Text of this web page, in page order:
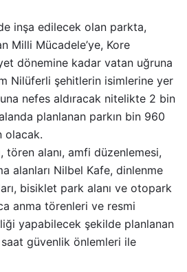
inşa edilecek olan parkta,
Milli Mücadele’ye, Kore
dönemine kadar vatan uğruna
Nilüferli şehitlerin isimlerine yer
nefes aldıracak nitelikte 2 bin
planlanan parkın bin 960
olacak.
tören alanı, amfi düzenlemesi,
alanları Nilbel Kafe, dinlenme
bisiklet park alanı ve otopark
anma törenleri ve resmi
yapabilecek şekilde planlanan
saat güvenlik önlemleri ile